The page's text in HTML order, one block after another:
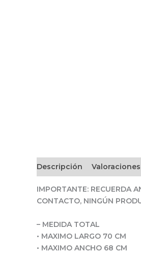
Descripción
IMPORTANTE: RECUERDA
CONTACTO, NINGÚN
– MEDIDA TOTAL
• MAXIMO LARGO 70 CM
• MAXIMO ANCHO 68 CM